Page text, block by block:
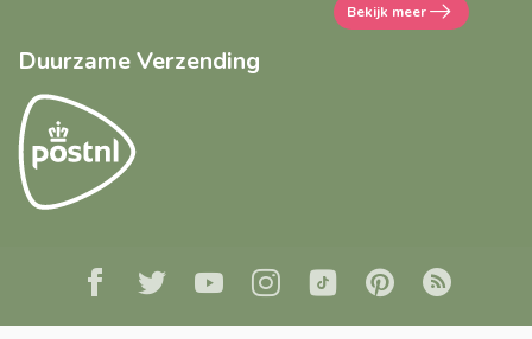
Bekijk meer
Duurzame Verzending